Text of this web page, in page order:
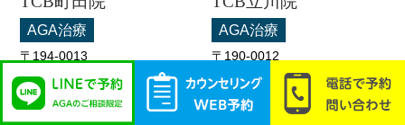
AGA治療
〒194-0013
東京都町田市原町田6-3-3 町
映ビル 5F
AGA治療
〒190-0012
東京都立川市曙町2-11-2 フロ
ム中武 6F